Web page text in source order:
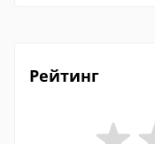
Рейтинг